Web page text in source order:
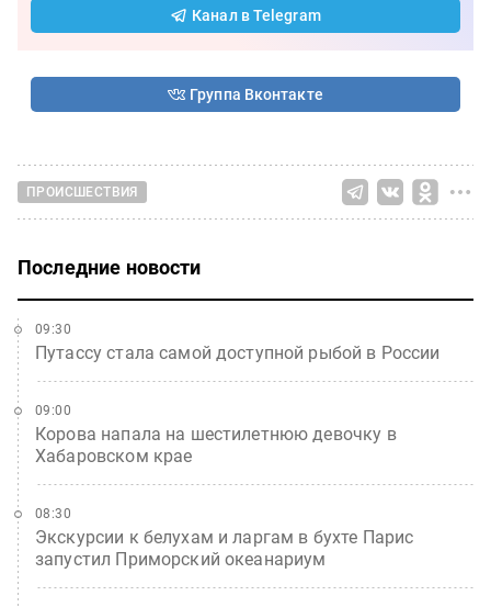
Канал в Telegram
Группа Вконтакте
ПРОИСШЕСТВИЯ
Последние новости
Путассу стала самой доступной рыбой в России
09:30
Корова напала на шестилетнюю девочку в
Хабаровском крае
09:00
Экскурсии к белухам и ларгам в бухте Парис
запустил Приморский океанариум
08:30